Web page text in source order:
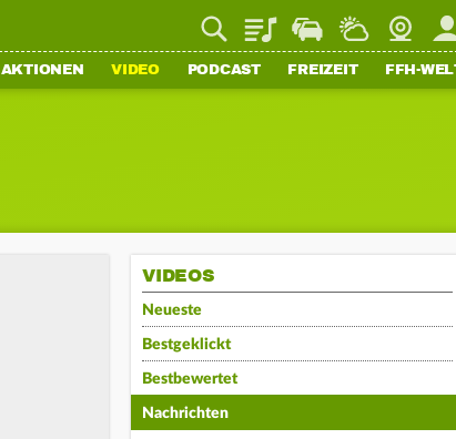
PlaylistStaupilotWetterWebcam
AKTIONEN VIDEO PODCAST FREIZEIT FFH-
VIDEOS
Neueste
Bestgeklickt
Bestbewertet
Nachrichten